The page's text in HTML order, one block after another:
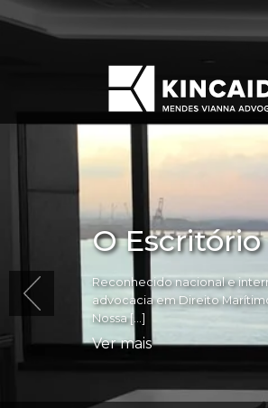
O Escritório
Reconhecido nacional e
advocacia em Direito
Nossa […]
Ver mais